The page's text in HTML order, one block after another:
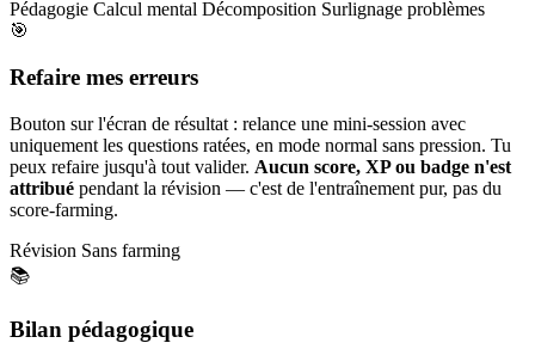
Pédagogie Calcul mental Décomposition Surlignage problèmes
🎯
Refaire mes erreurs
Bouton sur l'écran de résultat : relance une mini-session avec
uniquement les questions ratées, en mode normal sans pression. Tu
peux refaire jusqu'à tout valider. Aucun score, XP ou badge n'est
attribué pendant la révision — c'est de l'entraînement pur, pas du
score-farming.
Révision Sans farming
📚
Bilan pédagogique